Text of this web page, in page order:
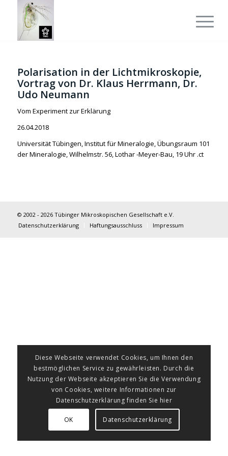
Polarisation in der Lichtmikroskopie,
Vortrag von Dr. Klaus Herrmann, Dr.
Udo Neumann
Vom Experiment zur Erklärung
26.04.2018
Universität Tübingen, Institut für Mineralogie, Übungsraum 101
der Mineralogie, Wilhelmstr. 56, Lothar -Meyer-Bau, 19 Uhr .ct
© 2002 - 2026 Tübinger Mikroskopischen Gesellschaft e.V.
Datenschutzerklärung
Haftungsausschluss Impressum
Diese Webseite verwendet Cookies, um Ihnen den
bestmöglichen Service zu gewährleisten. Durch die
Nutzung der Webseite akzeptieren Sie die Verwendung
von Cookies, weitere Informationen zur
Datenschutzerklärung finden Sie hier
OK Datenschutzerklärung